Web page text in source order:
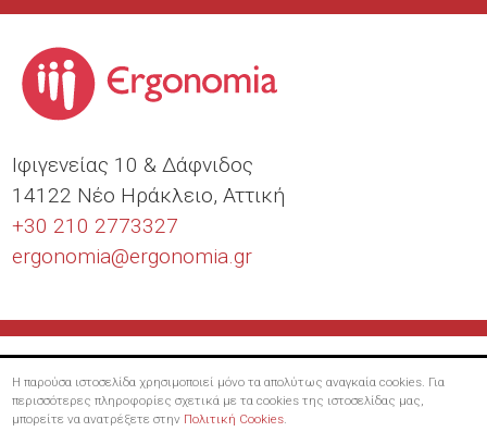
Ιφιγενείας 10 & Δάφνιδος
14122 Νέο Ηράκλειο, Αττική
+30 210 2773327
ergonomia@ergonomia.gr
Η παρούσα ιστοσελίδα χρησιμοποιεί μόνο τα απολύτως αναγκαία cookies. Για
περισσότερες πληροφορίες σχετικά με τα cookies της ιστοσελίδας μας,
μπορείτε να ανατρέξετε στην Πολιτική Cookies.